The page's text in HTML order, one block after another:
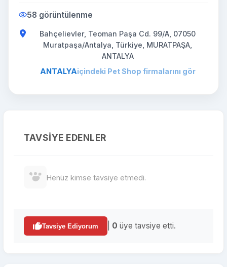
58 görüntülenme
Bahçelievler, Teoman Paşa Cd. 99/A, 07050
Muratpaşa/Antalya, Türkiye, MURATPAŞA,
ANTALYA
ANTALYAiçindeki Pet Shop firmalarını gör
TAVSIYE EDENLER
Henüz kimse tavsiye etmedi.
Tavsiye Ediyorum 0 üye tavsiye etti.